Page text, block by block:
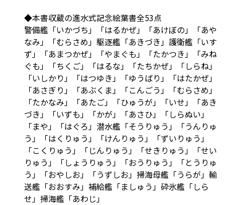
◆本書収蔵の進水式記念絵葉書全53点
警備艦「いかづち」「はるかぜ」「あけぼの」「あや
なみ」「むらさめ」駆逐艦「あきづき」護衛艦「いす
ず」「あまつかぜ」「やまぐも」「たかつき」「みね
ぐも」「ちくご」「はるな」「たちかぜ」「しらね」
「いしかり」「はつゆき」「ゆうばり」「はたかぜ」
「あさぎり」「あぶくま」「こんごう」「むらさめ」
「たかなみ」「あたご」「ひゅうが」「いせ」「あき
づき」「いずも」「かが」「あさひ」「しらぬい」
「まや」「はぐろ」潜水艦「そうりゅう」「うんりゅ
う」「はくりゅう」「けんりゅう」「ずいりゅう」
「こくりゅう」「じんりゅう」「せきりゅう」「せい
りゅう」「しょうりゅう」「おうりゅう」「とうりゅ
う」「おやしお」「うずしお」掃海母艦「うらが」輸
送艦「おおすみ」補給艦「ましゅう」砕氷艦「しら
せ」掃海艦「あわじ」